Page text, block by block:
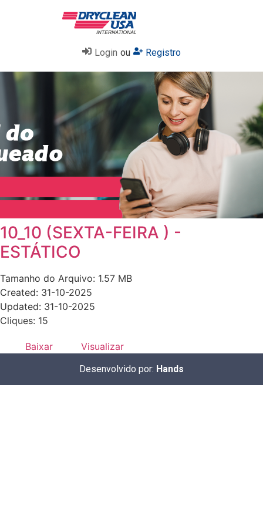
Login ou Registro
10_10 (SEXTA-FEIRA ) -
ESTÁTICO
Tamanho do Arquivo: 1.57 MB
Created: 31-10-2025
Updated: 31-10-2025
Cliques: 15
Baixar Visualizar
Desenvolvido por: Hands